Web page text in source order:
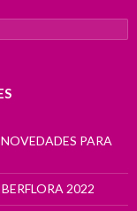
PARA
2022